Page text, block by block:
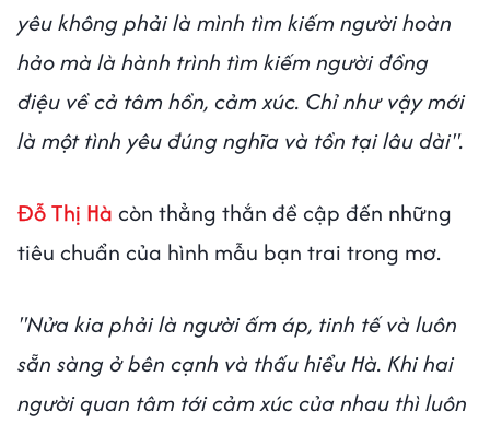
yêu không phải là mình tìm kiếm người hoàn
hảo mà là hành trình tìm kiếm người đồng
điệu về cả tâm hồn, cảm xúc. Chỉ như vậy mới
là một tình yêu đúng nghĩa và tồn tại lâu dài".
Đỗ Thị Hà còn thẳng thắn đề cập đến những
tiêu chuẩn của hình mẫu bạn trai trong mơ.
"Nửa kia phải là người ấm áp, tinh tế và luôn
sẵn sàng ở bên cạnh và thấu hiểu Hà. Khi hai
người quan tâm tới cảm xúc của nhau thì luôn